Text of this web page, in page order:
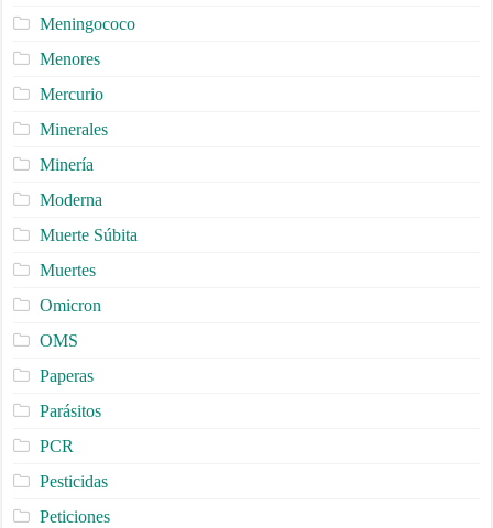
Meningococo
Menores
Mercurio
Minerales
Minería
Moderna
Muerte Súbita
Muertes
Omicron
OMS
Paperas
Parásitos
PCR
Pesticidas
Peticiones